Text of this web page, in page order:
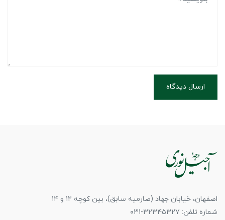
ارسال دیدگاه
اصفهان، خیابان جهاد (صارمیه سابق)، بین کوچه ۱۲ و ۱۴
شماره تلفن: ۳۲۳۴۵۳۲۷-۰۳۱